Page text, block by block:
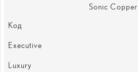
Sonic Copper